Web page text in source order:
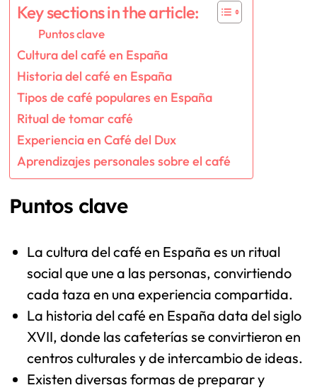
Key sections in the article:
Puntos clave
Cultura del café en España
Historia del café en España
Tipos de café populares en España
Ritual de tomar café
Experiencia en Café del Dux
Aprendizajes personales sobre el café
Puntos clave
La cultura del café en España es un ritual
social que une a las personas, convirtiendo
cada taza en una experiencia compartida.
La historia del café en España data del siglo
XVII, donde las cafeterías se convirtieron en
centros culturales y de intercambio de ideas.
Existen diversas formas de preparar y